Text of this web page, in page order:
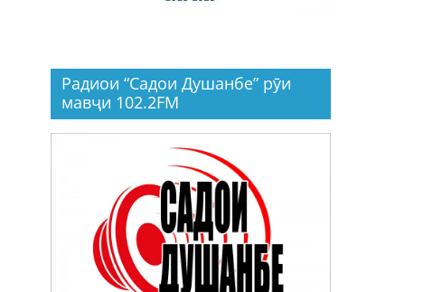
Радиои “Садои Душанбе” рӯи
мавҷи 102.2FM